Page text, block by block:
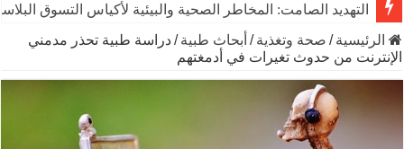
التهديد الصامت: المخاطر الصحية والبيئية لأكياس التسوق
الرئيسية / صحة وتغذية / أبحاث طبية /دراسة طبية تحذر مدمني
الإنترنت من حدوث تغيرات في أدمغتهم